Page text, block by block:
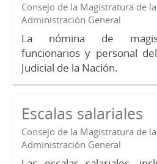
Consejo de la Magistratura de
Administración General
La nómina de
funcionarios y personal
Judicial de la Nación.
Escalas salariales
Consejo de la Magistratura de
Administración General